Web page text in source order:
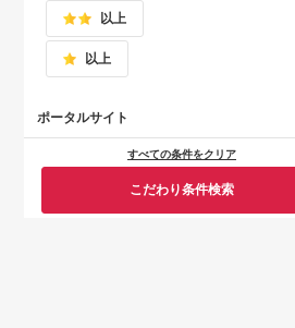
以上
以上
ポータルサイト
すべての条件をクリア
こだわり条件検索